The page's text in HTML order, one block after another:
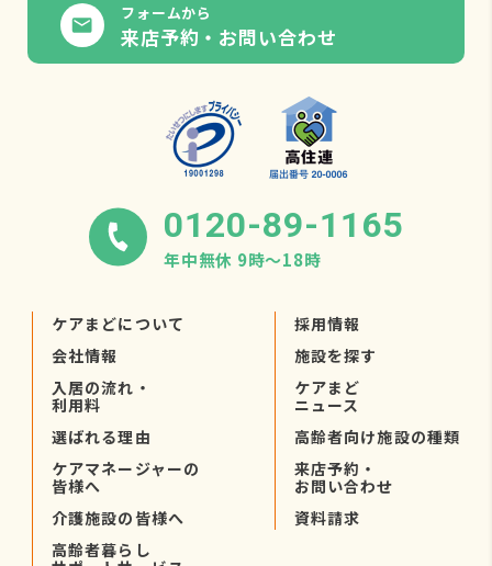
フォームから
来店予約・お問い合わせ
0120-89-1165
年中無休 9時〜18時
ケアまどについて
会社情報
入居の流れ・
利用料
選ばれる理由
ケアマネージャーの
皆様へ
介護施設の皆様へ
高齢者暮らし
採用情報
施設を探す
ケアまど
ニュース
高齢者向け施設の種類
来店予約・
お問い合わせ
資料請求